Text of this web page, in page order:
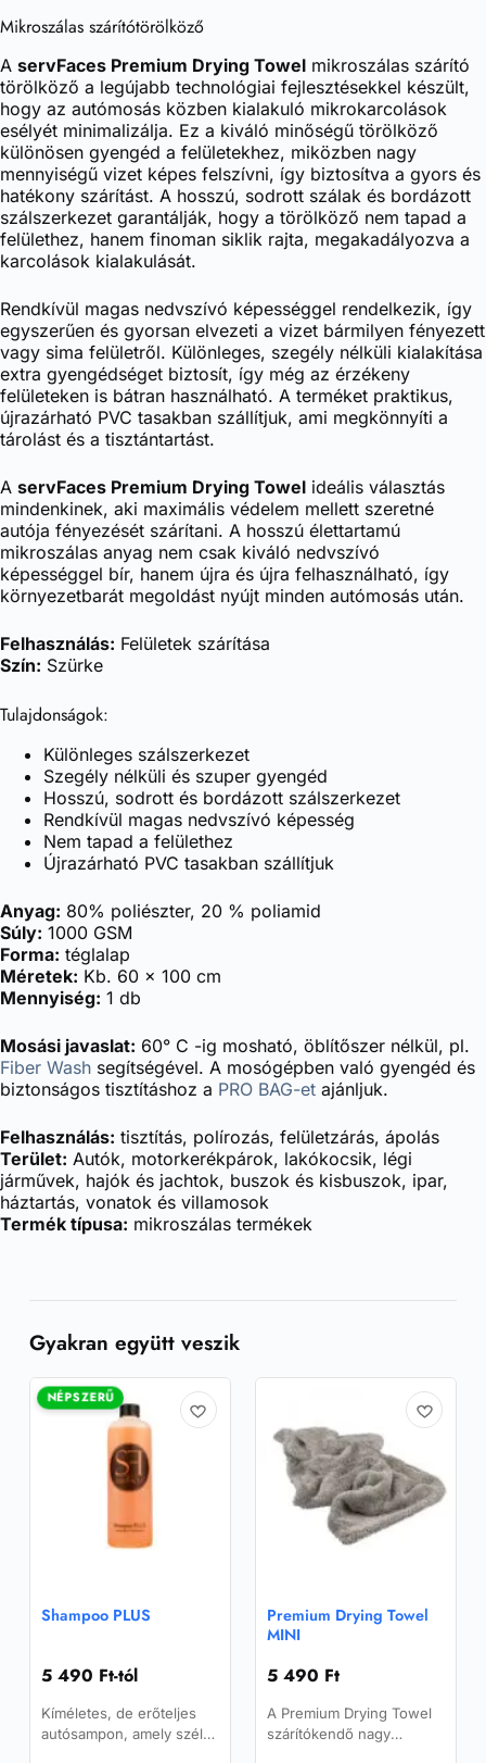
Mikroszálas szárítótörölköző
A servFaces Premium Drying Towel mikroszálas szárító
törölköző a legújabb technológiai fejlesztésekkel készült,
hogy az autómosás közben kialakuló mikrokarcolások
esélyét minimalizálja. Ez a kiváló minőségű törölköző
különösen gyengéd a felületekhez, miközben nagy
mennyiségű vizet képes felszívni, így biztosítva a gyors és
hatékony szárítást. A hosszú, sodrott szálak és bordázott
szálszerkezet garantálják, hogy a törölköző nem tapad a
felülethez, hanem finoman siklik rajta, megakadályozva a
karcolások kialakulását.
Rendkívül magas nedvszívó képességgel rendelkezik, így
egyszerűen és gyorsan elvezeti a vizet bármilyen fényezett
vagy sima felületről. Különleges, szegély nélküli kialakítása
extra gyengédséget biztosít, így még az érzékeny
felületeken is bátran használható. A terméket praktikus,
újrazárható PVC tasakban szállítjuk, ami megkönnyíti a
tárolást és a tisztántartást.
A servFaces Premium Drying Towel ideális választás
mindenkinek, aki maximális védelem mellett szeretné
autója fényezését szárítani. A hosszú élettartamú
mikroszálas anyag nem csak kiváló nedvszívó
képességgel bír, hanem újra és újra felhasználható, így
környezetbarát megoldást nyújt minden autómosás után.
Felhasználás: Felületek szárítása
Szín: Szürke
Tulajdonságok:
Különleges szálszerkezet
Szegély nélküli és szuper gyengéd
Hosszú, sodrott és bordázott szálszerkezet
Rendkívül magas nedvszívó képesség
Nem tapad a felülethez
Újrazárható PVC tasakban szállítjuk
Anyag: 80% poliészter, 20 % poliamid
Súly: 1000 GSM
Forma: téglalap
Méretek: Kb. 60 x 100 cm
Mennyiség: 1 db
Mosási javaslat: 60° C -ig mosható, öblítőszer nélkül, pl.
Fiber Wash segítségével. A mosógépben való gyengéd és
biztonságos tisztításhoz a PRO BAG-et ajánljuk.
Felhasználás: tisztítás, polírozás, felületzárás, ápolás
Terület: Autók, motorkerékpárok, lakókocsik, légi
járművek, hajók és jachtok, buszok és kisbuszok, ipar,
háztartás, vonatok és villamosok
Termék típusa: mikroszálas termékek
Gyakran együtt veszik
NÉPSZERŰ
Shampoo PLUS
5 490 Ft-tól
Kíméletes, de erőteljes
autósampon, amely széles
Premium Drying Towel
MINI
5 490 Ft
A Premium Drying Towel
szárítókendő nagy